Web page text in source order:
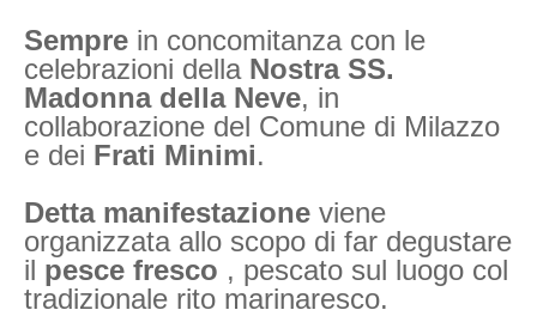
Sempre in concomitanza con le
celebrazioni della Nostra SS.
Madonna della Neve, in
collaborazione del Comune di Milazzo
e dei Frati Minimi.
Detta manifestazione viene
organizzata allo scopo di far degustare
il pesce fresco , pescato sul luogo col
tradizionale rito marinaresco.